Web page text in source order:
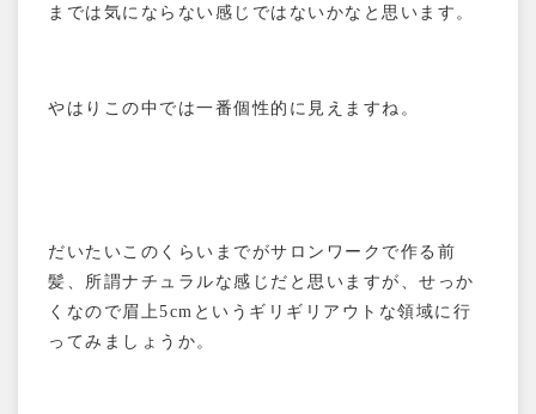
までは気にならない感じではないかなと思います。
やはりこの中では一番個性的に見えますね。
だいたいこのくらいまでがサロンワークで作る前
髪、所謂ナチュラルな感じだと思いますが、せっか
くなので眉上5cmというギリギリアウトな領域に行
ってみましょうか。